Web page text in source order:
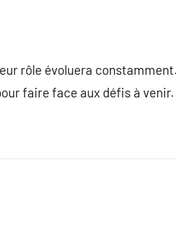
rôle évoluera
faire face aux défis à venir.